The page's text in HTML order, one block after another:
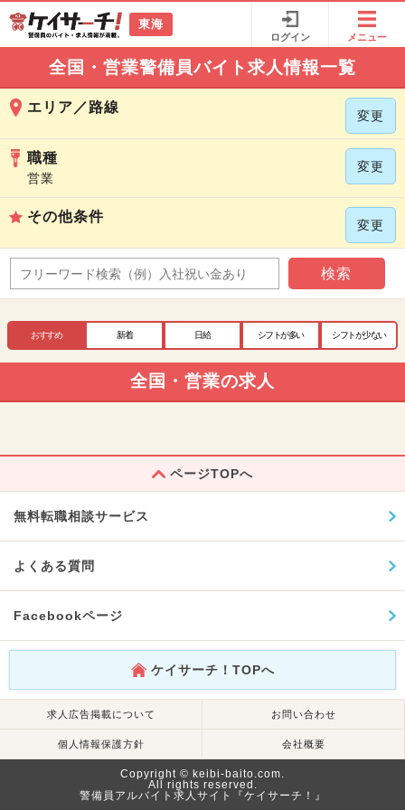
東海
ログイン メニュー
全国・営業警備員バイト求人情報一覧
エリア／路線
変更
職種
営業
変更
その他条件
変更
検索
おすすめ 新着 日給 シフトが多い シフトが少ない
全国・営業の求人
ページTOPへ
無料転職相談サービス
よくある質問
Facebookページ
ケイサーチ！TOPへ
求人広告掲載について お問い合わせ
個人情報保護方針 会社概要
Copyright © keibi-baito.com.
All rights reserved.
警備員アルバイト求人サイト『ケイサーチ！』